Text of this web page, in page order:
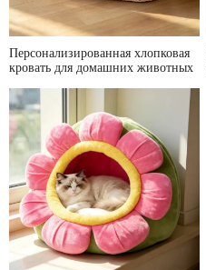
Персонализированная хлопковая
кровать для домашних животных